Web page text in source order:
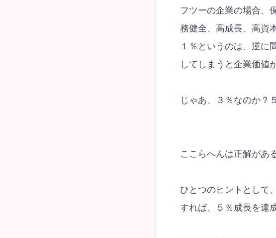
フツーの企業の場合、
務健全、高成長、高資
１％というのは、逆に
してしまうと企業価値
じゃあ、３％なのか？
ここらへんは正解があ
ひとつのヒントとして
すれば、５％成長を達